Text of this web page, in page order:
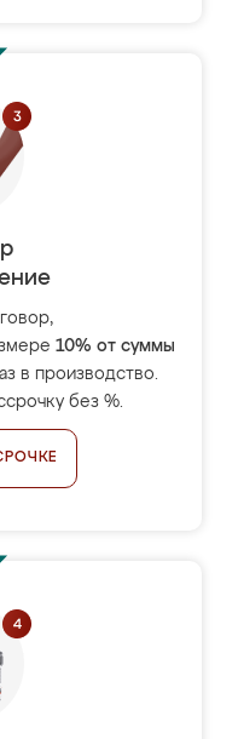
10% от суммы
в производство.
без %.